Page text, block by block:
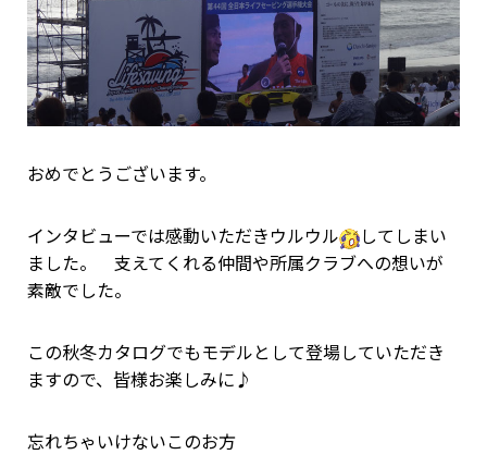
おめでとうございます。
インタビューでは感動いただきウルウル
してしまい
ました。 支えてくれる仲間や所属クラブへの想いが
素敵でした。
この秋冬カタログでもモデルとして登場していただき
ますので、皆様お楽しみに♪
忘れちゃいけないこのお方